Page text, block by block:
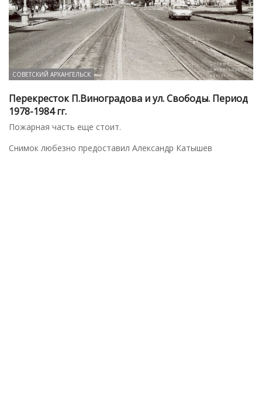
СОВЕТСКИЙ АРХАНГЕЛЬСК
Перекресток П.Виноградова и ул. Свободы. Период
1978-1984 гг.
Пожарная часть еще стоит.
Снимок любезно предоставил Александр Катышев